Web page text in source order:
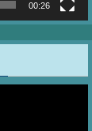
00:26